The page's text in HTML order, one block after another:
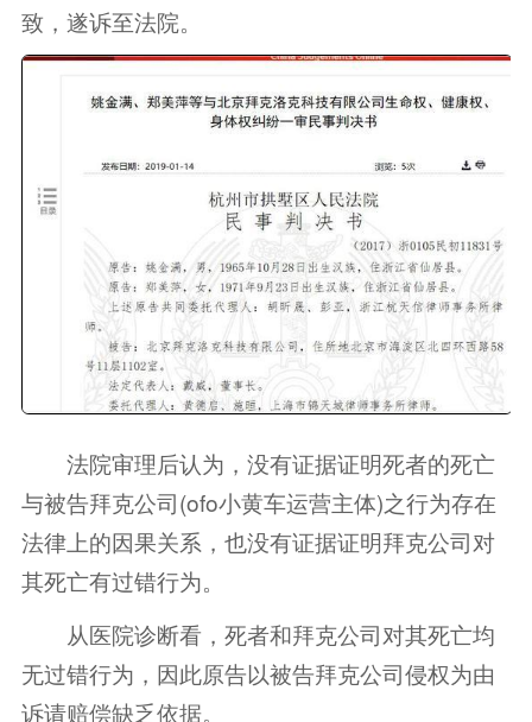
致，遂诉至法院。
法院审理后认为，没有证据证明死者的死亡
与被告拜克公司(ofo小黄车运营主体)之行为存在
法律上的因果关系，也没有证据证明拜克公司对
其死亡有过错行为。
从医院诊断看，死者和拜克公司对其死亡均
无过错行为，因此原告以被告拜克公司侵权为由
诉请赔偿缺乏依据。